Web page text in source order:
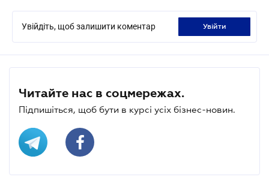
Увійдіть, щоб залишити коментар увійти
Читайте нас в соцмережах.
Підпишіться, щоб бути в курсі усіх бізнес-новин.